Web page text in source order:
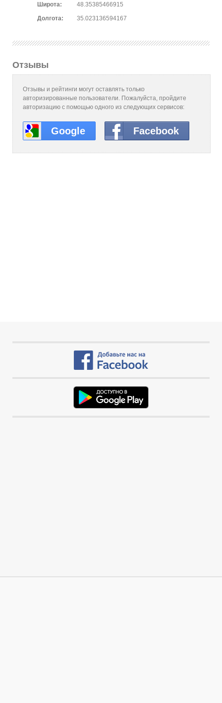
Широта:
48.35385466915
Долгота:
35.023136594167
Отзывы
Отзывы и рейтинги могут оставлять только
авторизированные пользователи. Пожалуйста, пройдите
авторизацию с помощью одного из следующих сервисов:
Google Facebook